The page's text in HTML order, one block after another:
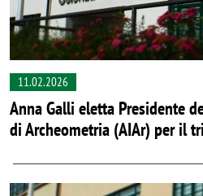
11.02.2026
Anna Galli eletta Presidente
di Archeometria (AIAr) per il